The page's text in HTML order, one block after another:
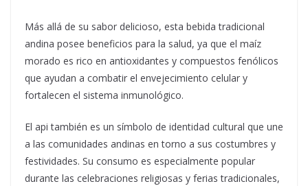
Más allá de su sabor delicioso, esta bebida tradicional
andina posee beneficios para la salud, ya que el maíz
morado es rico en antioxidantes y compuestos fenólicos
que ayudan a combatir el envejecimiento celular y
fortalecen el sistema inmunológico.
El api también es un símbolo de identidad cultural que une
a las comunidades andinas en torno a sus costumbres y
festividades. Su consumo es especialmente popular
durante las celebraciones religiosas y ferias tradicionales,